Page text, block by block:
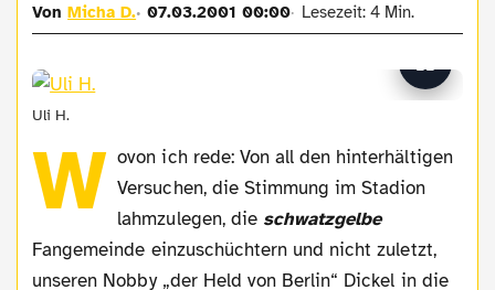
VonMicha D. 07.03.2001 00:00 Lesezeit: 4 Min.
Uli H.
W ovon ich rede: Von all den hinterhältigen
Versuchen, die Stimmung im Stadion
lahmzulegen, die schwatzgelbe
Fangemeinde einzuschüchtern und nicht zuletzt,
unseren Nobby „der Held von Berlin“ Dickel in die